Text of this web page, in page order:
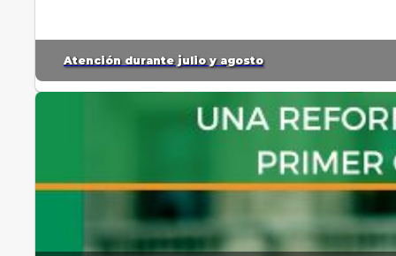
Atención durante julio y agosto